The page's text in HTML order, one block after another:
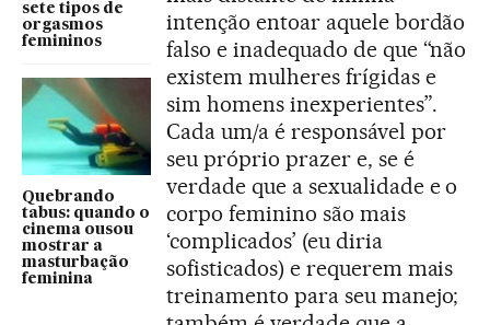
sete tipos de
orgasmos
femininos
Quebrando
tabus: quando o
cinema ousou
mostrar a
masturbação
feminina
intenção entoar aquele bordão
falso e inadequado de que “não
existem mulheres frígidas e
sim homens inexperientes”.
Cada um/a é responsável por
seu próprio prazer e, se é
verdade que a sexualidade e o
corpo feminino são mais
‘complicados’ (eu diria
sofisticados) e requerem mais
treinamento para seu manejo;